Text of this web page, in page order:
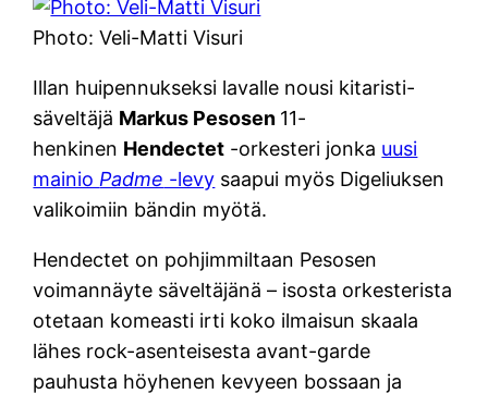
Photo: Veli-Matti Visuri
Illan huipennukseksi lavalle nousi kitaristi-
säveltäjä Markus Pesosen 11-
henkinen Hendectet -orkesteri jonka uusi
mainio Padme -levy saapui myös Digeliuksen
valikoimiin bändin myötä.
Hendectet on pohjimmiltaan Pesosen
voimannäyte säveltäjänä – isosta orkesterista
otetaan komeasti irti koko ilmaisun skaala
lähes rock-asenteisesta avant-garde
pauhusta höyhenen kevyeen bossaan ja